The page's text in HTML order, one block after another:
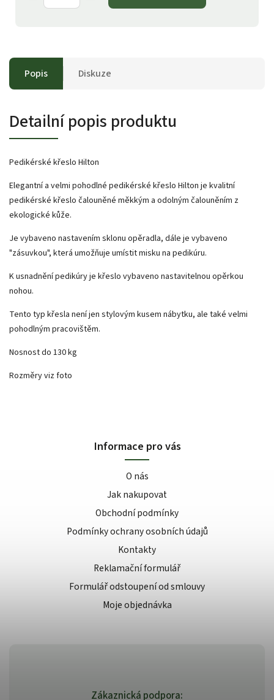
Popis Diskuze
Detailní popis produktu
Pedikérské křeslo Hilton
Elegantní a velmi pohodlné pedikérské křeslo Hilton je kvalitní
pedikérské křeslo čalouněné měkkým a odolným čalouněním z
ekologické kůže.
Je vybaveno nastavením sklonu opěradla, dále je vybaveno
"zásuvkou", která umožňuje umístit misku na pedikúru.
K usnadnění pedikúry je křeslo vybaveno nastavitelnou opěrkou
nohou.
Tento typ křesla není jen stylovým kusem nábytku, ale také velmi
pohodlným pracovištěm.
Nosnost do 130 kg
Rozměry viz foto
Zákaznická podpora:
Informace pro vás
O nás
Jak nakupovat
Obchodní podmínky
Podmínky ochrany osobních údajů
Kontakty
Reklamační formulář
Formulář odstoupení od smlouvy
Moje objednávka